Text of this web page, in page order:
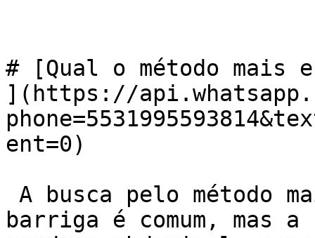
# [Qual o método mais
](https://
ent=0)
barriga é comum, mas